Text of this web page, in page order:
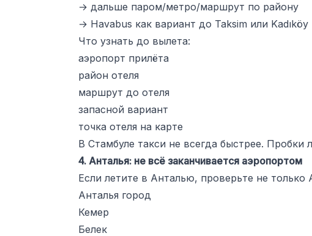
→ дальше паром/метро/маршрут по району
→ Havabus как вариант до Taksim или Kadıköy
Что узнать до вылета:
аэропорт прилёта
район отеля
маршрут до отеля
запасной вариант
точка отеля на карте
В Стамбуле такси не всегда быстрее. Пробки
4. Анталья: не всё заканчивается аэропортом
Если летите в Анталью, проверьте не
Анталья город
Кемер
Белек